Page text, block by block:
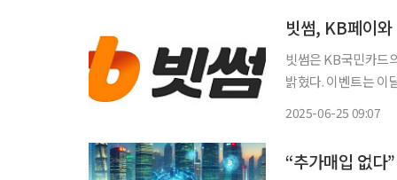
빗썸, KB페이
빗썸은 KB국민카드
밝혔다. 이벤트는 이달 19일부터 내달 31일까지 KB페이 앱 내 이벤트 페이지를 통해 참여할
2025-06-25 09:07